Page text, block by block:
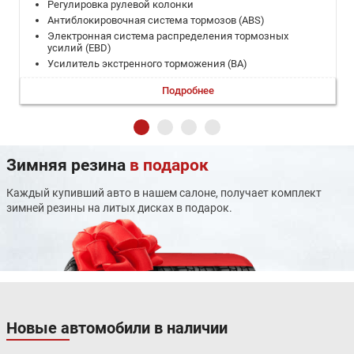
Регулировка рулевой колонки
Антиблокировочная система тормозов (ABS)
Электронная система распределения тормозных
усилий (EBD)
Усилитель экстренного торможения (BA)
Электромеханический стояночный тормоз (EPB)
Система помощи при подъёме по склону (HHC)
переднего пассажира
"Детский замок" задних дверей
Сигнализация
Иммобилайзер
Центральный замок с дистанционным управлением
Дистанционное отпирание багажника
Галогеновые фары головного света
Функция фар головного света "Follow me home"
Датчик света
Подробнее
Зимняя резина в подарок
Каждый купивший авто в нашем салоне, получает комплект
зимней резины на литых дисках в подарок.
Новые автомобили в наличии